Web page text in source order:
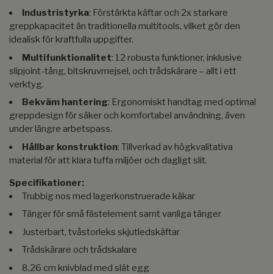
Industristyrka: Förstärkta käftar och 2x starkare
greppkapacitet än traditionella multitools, vilket gör den
idealisk för kraftfulla uppgifter.
Multifunktionalitet: 12 robusta funktioner, inklusive
slipjoint-tång, bitskruvmejsel, och trådskärare – allt i ett
verktyg.
Bekväm hantering: Ergonomiskt handtag med optimal
greppdesign för säker och komfortabel användning, även
under längre arbetspass.
Hållbar konstruktion: Tillverkad av högkvalitativa
material för att klara tuffa miljöer och dagligt slit.
Specifikationer:
Trubbig nos med lagerkonstruerade käkar
Tänger för små fästelement samt vanliga tänger
Justerbart, tvåstorleks skjutledskäftar
Trådskärare och trådskalare
8,26 cm knivblad med slät egg